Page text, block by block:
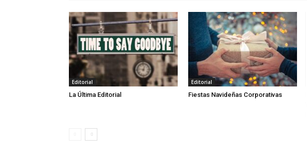
Editorial
La Última Editorial
Editorial
Fiestas Navideñas Corporativas